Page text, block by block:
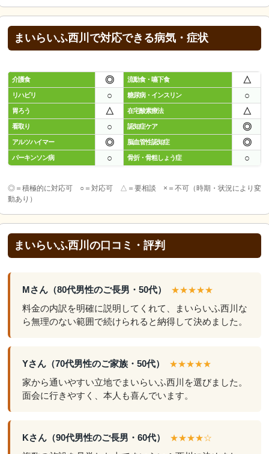
まいらいふ西川で対応できる病気・症状
介護食 ◎ 流動食・嚥下食 △
リハビリ ○ 糖尿病・インスリン ○
胃ろう △ 在宅酸素療法 △
看取り ○ 認知症ケア ◎
アルツハイマー ◎ 脳血管性認知症 ◎
パーキンソン病 ○ 骨折・骨粗しょう症 ○
◎＝積極的に対応可 ○＝対応可 △＝要相談 ×＝不可（時期・状況により変
動あり）
まいらいふ西川の口コミ・評判
Mさん（80代男性のご長男・50代） ★★★★★
料金の内訳を明確に説明してくれて、まいらいふ西川な
ら無理のない範囲で続けられると納得して決めました。
Yさん（70代男性のご家族・50代） ★★★★★
家から通いやすい立地でまいらいふ西川を選びました。
面会に行きやすく、本人も喜んでいます。
Kさん（90代男性のご長男・60代） ★★★★☆